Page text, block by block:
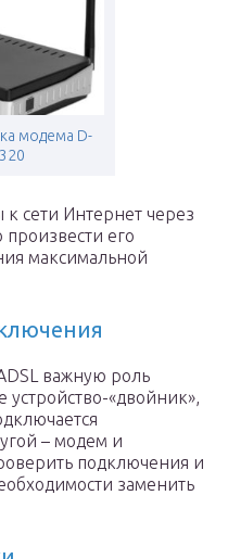
модема D-
сети Интернет через
его
максимальной
важную роль
устройство-«двойник»,
– модем и
подключения и
заменить